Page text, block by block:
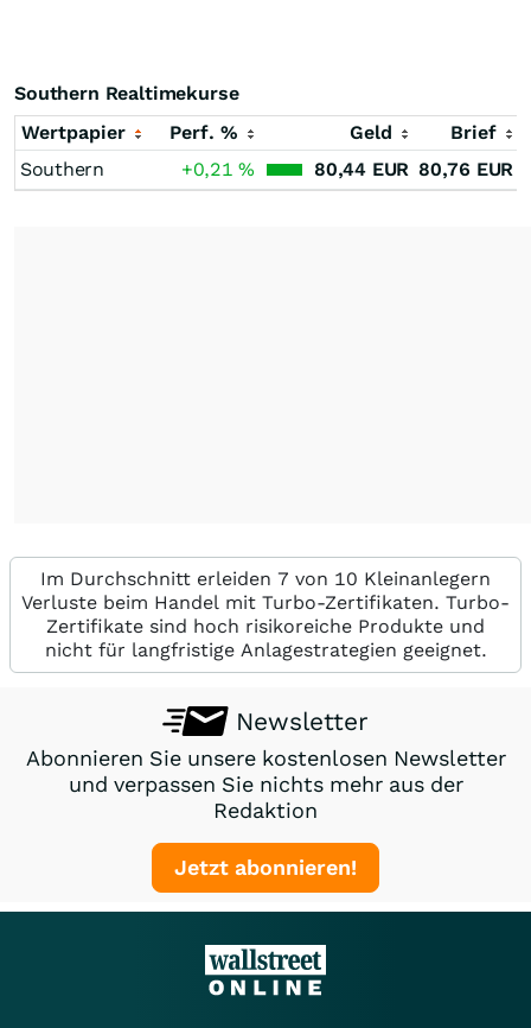
Southern Realtimekurse
Wertpapier
Perf. % Geld
Brief
Southern
+0,21% 80,44 EUR 80,76 EUR
Im Durchschnitt erleiden 7 von 10 Kleinanlegern
Verluste beim Handel mit Turbo-Zertifikaten. Turbo-
Zertifikate sind hoch risikoreiche Produkte und
nicht für langfristige Anlagestrategien geeignet.
Newsletter
Abonnieren Sie unsere kostenlosen Newsletter
und verpassen Sie nichts mehr aus der
Redaktion
Jetzt abonnieren!